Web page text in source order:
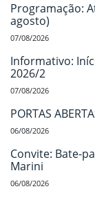
Programação:
agosto)
07/08/2026
Informativo:
2026/2
07/08/2026
PORTAS
06/08/2026
Convite: Bate-
Marini
06/08/2026